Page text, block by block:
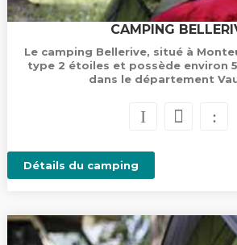
CAMPING
Le camping Bellerive, situé à
type 2 étoiles et possède environ
dans le département
Détails du camping